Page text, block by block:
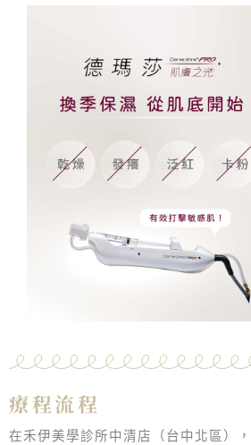
療程流程
在禾伊美學診所中清店（台中北區）